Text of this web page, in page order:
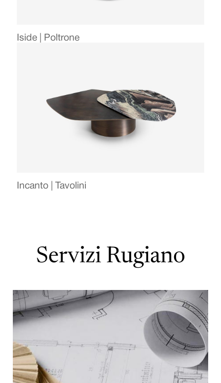
Iside | Poltrone
Incanto | Tavolini
Servizi Rugiano